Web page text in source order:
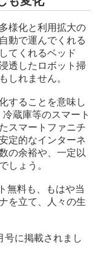
様化と利用拡大の
動で運んでくれる
てくれるベッド
透したロボット掃
しれません。
することを意味し
蔵庫等のスマート
スマートファニチ
定的なインターネ
の余裕や、一定以
しょう。
無料も、もはや当
を立て、人々の生
号に掲載されまし